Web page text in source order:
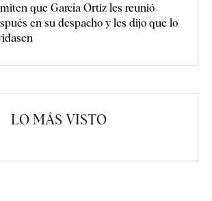
que García Ortiz les reunió
en su despacho y les dijo que lo
LO MÁS VISTO